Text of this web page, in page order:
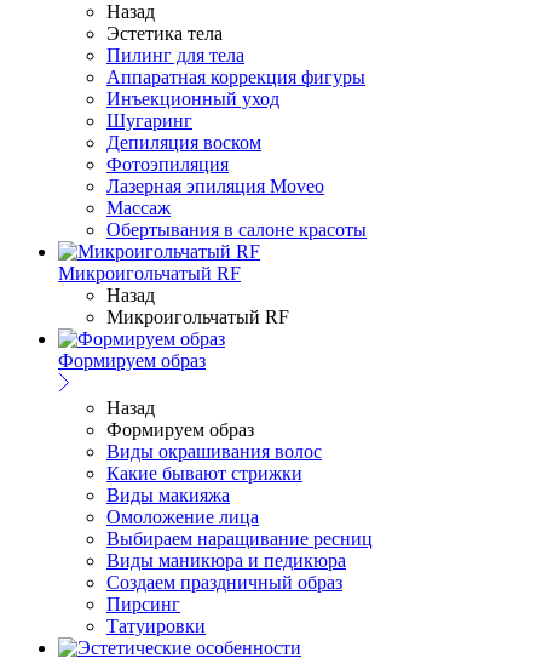
Назад
Эстетика тела
Пилинг для тела
Аппаратная коррекция фигуры
Инъекционный уход
Шугаринг
Депиляция воском
Фотоэпиляция
Лазерная эпиляция Moveo
Массаж
Обертывания в салоне красоты
Микроигольчатый RF
Назад
Микроигольчатый RF
Формируем образ
Назад
Формируем образ
Виды окрашивания волос
Какие бывают стрижки
Виды макияжа
Омоложение лица
Выбираем наращивание ресниц
Виды маникюра и педикюра
Создаем праздничный образ
Пирсинг
Татуировки